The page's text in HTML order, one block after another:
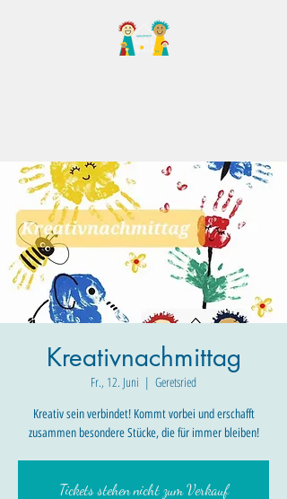
Kreativnachmittag
Fr., 12. Juni
  |
Geretsried
Kreativ sein verbindet! Kommt vorbei und erschafft
zusammen besondere Stücke, die für immer bleiben!
Tickets stehen nicht zum Verkauf